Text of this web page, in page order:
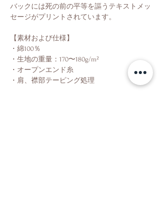
バックには死の前の平等を謳うテキストメッ
セージがプリントされています。
【素材および仕様】
・綿100％
・生地の重量：170〜180g/m²
・オープンエンド糸
・肩、襟部テーピング処理